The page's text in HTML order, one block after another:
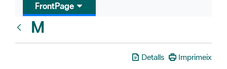
FrontPage
M
Detalls Imprimeix